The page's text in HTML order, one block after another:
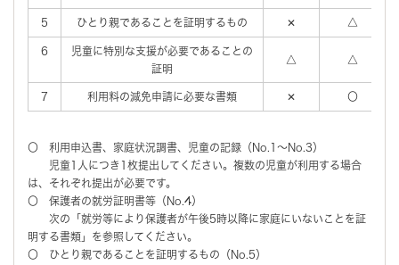
5 ひとり親であることを証明するもの ✕ △
6
児童に特別な支援が必要であることの
証明
△ △
7 利用料の減免申請に必要な書類 ✕ 〇
〇 利用申込書、家庭状況調書、児童の記録（No.1～No.3）
児童1人につき1枚提出してください。複数の児童が利用する場合
は、それぞれ提出が必要です。
〇 保護者の就労証明書等（No.4）
次の「就労等により保護者が午後5時以降に家庭にいないことを証
明する書類」を参照してください。
〇 ひとり親であることを証明するもの（No.5）